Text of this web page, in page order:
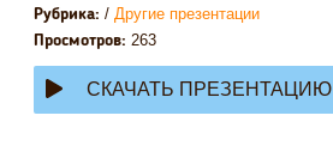
Рубрика: / Другие презентации
Просмотров: 263
СКАЧАТЬ ПРЕЗЕНТАЦИЮ